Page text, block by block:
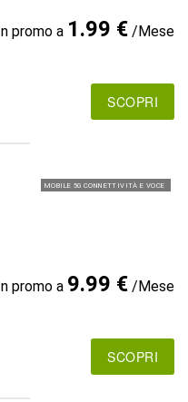
In promo a 1.99 €/Mese
SCOPRI
MOBILE 5G CONNETTIVITÀ E VOCE
In promo a 9.99 €/Mese
SCOPRI